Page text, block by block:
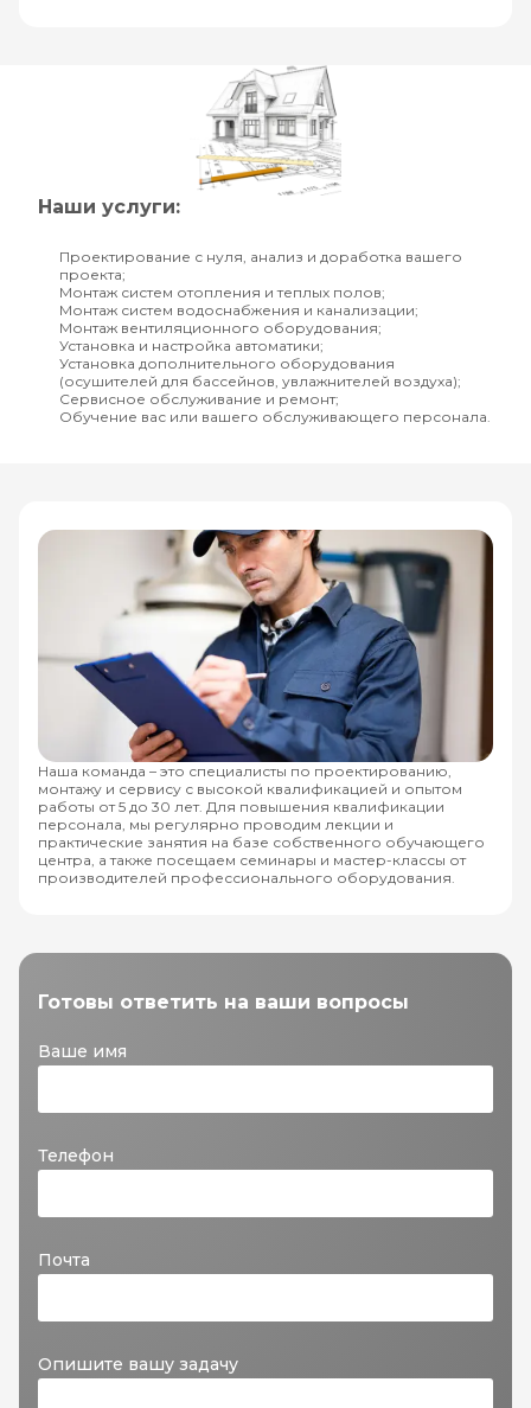
Наши услуги:
Проектирование с нуля, анализ и доработка вашего
проекта;
Монтаж систем отопления и теплых полов;
Монтаж систем водоснабжения и канализации;
Монтаж вентиляционного оборудования;
Установка и настройка автоматики;
Установка дополнительного оборудования
(осушителей для бассейнов, увлажнителей воздуха);
Сервисное обслуживание и ремонт;
Обучение вас или вашего обслуживающего персонала.
Наша команда – это специалисты по проектированию,
монтажу и сервису с высокой квалификацией и опытом
работы от 5 до 30 лет. Для повышения квалификации
персонала, мы регулярно проводим лекции и
практические занятия на базе собственного обучающего
центра, а также посещаем семинары и мастер-классы от
производителей профессионального оборудования.
Готовы ответить на ваши вопросы
Ваше имя
Телефон
Почта
Опишите вашу задачу